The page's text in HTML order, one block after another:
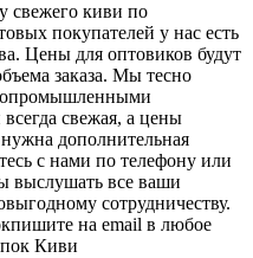
свежего киви по
покупателей у нас есть
Цены для оптовиков будут
заказа. Мы тесно
свежая, а цены
дополнительная
с нами по телефону или
выслушать все ваши
сотрудничеству.
пишите на email в любое
Киви